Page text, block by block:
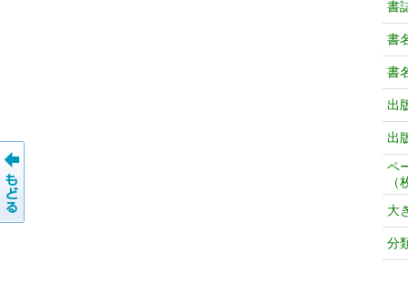
書
書
書
出
出
（
大
分